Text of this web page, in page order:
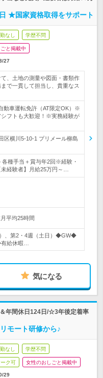
★国家資格取得をサポート
なし 学歴不問
と掲載中
27
、土地の測量や図面・書類作
で一貫して担当し、貴重なス
動車運転免許（AT限定OK）※
フトも大歓迎！※実務経験が
区横川5‐10‐1 プリメール柳島
各種手当＋賞与年2回※経験・
経験者】月給25万円～…
平均25時間
、第2・4週（土日）◆GW◆
給休暇…
気になる
年間休日124日/☆3年後定着率
モート研修から♪
なし 学歴不問
ク可 女性のおしごと掲載中
29